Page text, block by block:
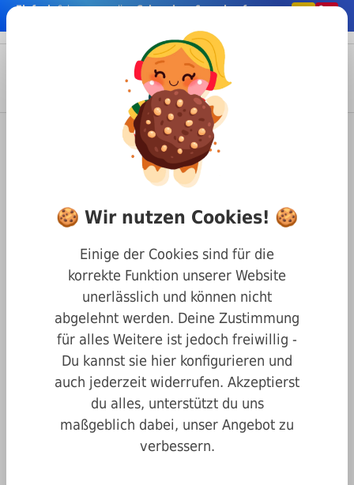
springen
Einfach& bequem onlineSchrauben & co. kaufen
Anmelden
BEKO
BEKO Schließzylinderspray
30ml🍪 Wir nutzen Cookies! 🍪
Einige der Cookies sind für die
korrekte Funktion unserer Website
unerlässlich und können nicht
abgelehnt werden. Deine Zustimmung
für alles Weitere ist jedoch freiwillig -
Du kannst sie hier konfigurieren und
auch jederzeit widerrufen. Akzeptierst
du alles, unterstützt du uns
maßgeblich dabei, unser Angebot zu
verbessern.